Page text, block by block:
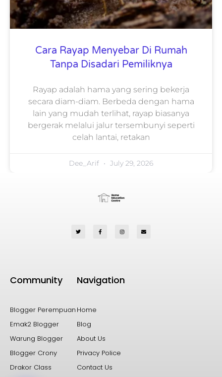
Cara Rayap Menyebar Di Rumah
Tanpa Disadari Pemiliknya
Rayap adalah hama yang sering bekerja
secara diam-diam. Berbeda dengan hama
lain yang mudah terlihat, rayap biasanya
bergerak melalui jalur tersembunyi seperti
celah lantai, retakan
Dee_Arif July 29, 2026
Community
Blogger Perempuan
Emak2 Blogger
Warung Blogger
Blogger Crony
Drakor Class
Navigation
Home
Blog
About Us
Privacy Police
Contact Us